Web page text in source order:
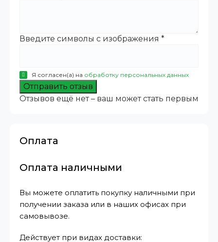
Введите символы с изображения *
Я согласен(а) на обработку персональных данных
Отправить отзыв
Отзывов ещё нет – ваш может стать первым
Оплата
Оплата наличными
Вы можете оплатить покупку наличными при
получении заказа или в наших офисах при
самовывозе.
Действует при видах доставки: